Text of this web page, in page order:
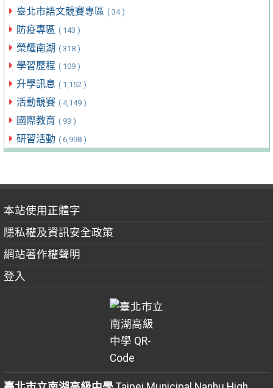
臺北市語文競賽專區 ( 34 )
防疫專區 ( 143 )
榮耀南湖 ( 318 )
學習歷程 ( 109 )
升學訊息 ( 1,152 )
活動競賽 ( 4,149 )
國際教育 ( 93 )
研習活動 ( 6,998 )
本站使用正體字
隱私權及資訊安全政策
網站著作權聲明
登入